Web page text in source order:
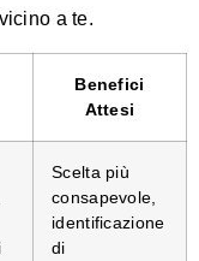
a te.
Benefici
Attesi
Scelta più
consapevole,
identificazione
di